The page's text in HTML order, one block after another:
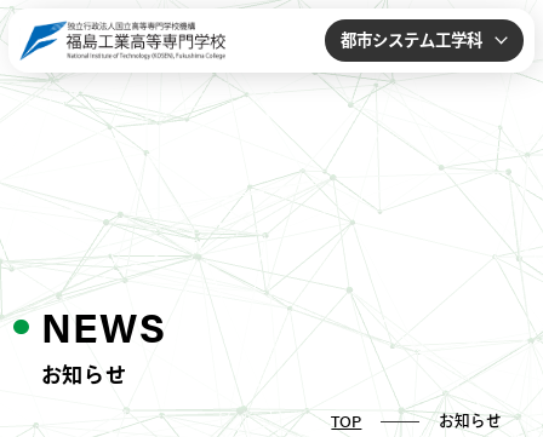
都市システム工学科
NEWS
お知らせ
TOP お知らせ